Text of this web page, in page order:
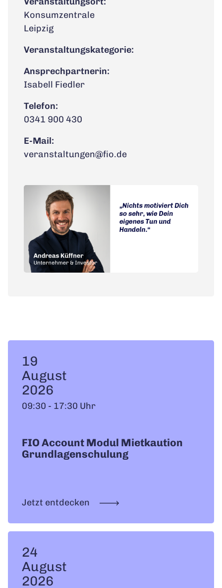
Konsumzentrale
Leipzig
Veranstaltungskategorie:
Ansprechpartnerin:
Isabell Fiedler
Telefon:
0341 900 430
E-Mail:
veranstaltungen@fio.de
19
August
2026
09:30 - 17:30 Uhr
FIO Account Modul Mietkaution
Grundlagenschulung
Jetzt entdecken
24
August
2026